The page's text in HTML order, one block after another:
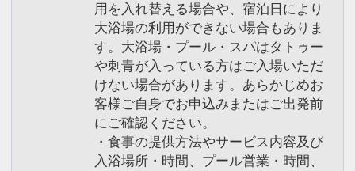
用を入れ替える場合や、宿泊日により
大浴場の利用ができない場合もありま
す。大浴場・プール・スパはタトゥー
や刺青が入っている方はご入場いただ
けない場合があります。あらかじめお
客様ご自身でお申込みまたはご出発前
にご確認ください。
・食事の提供方法やサービス内容及び
入浴場所・時間、プール営業・時間、